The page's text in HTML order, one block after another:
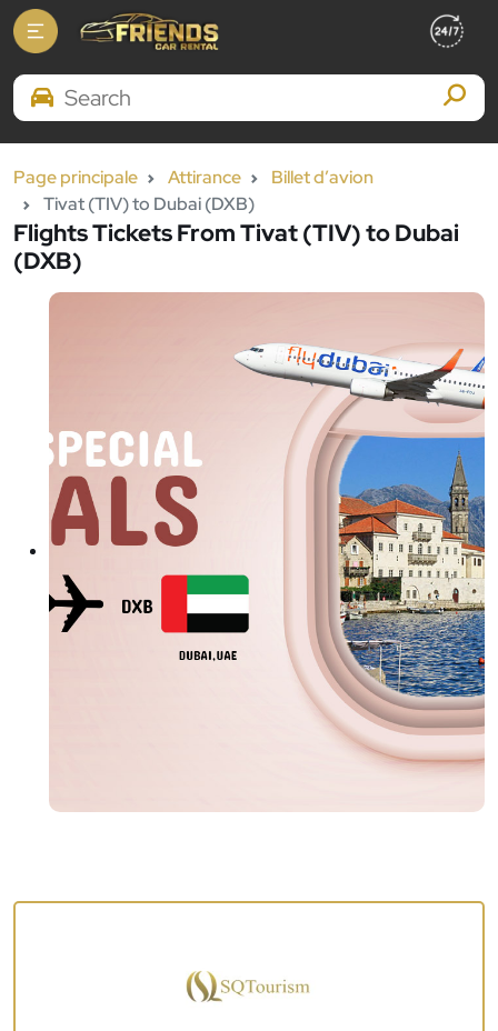
Search Brands
Page principale Attirance
Billet d’avion
Tivat (TIV) to Dubai (DXB)
Flights Tickets From Tivat (TIV) to Dubai
(DXB)